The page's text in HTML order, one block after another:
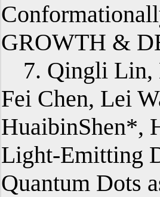
GROWTH &
7. Qingli Lin,
Fei Chen, Lei
HuaibinShen*,
Light-Emitting
Quantum Dots